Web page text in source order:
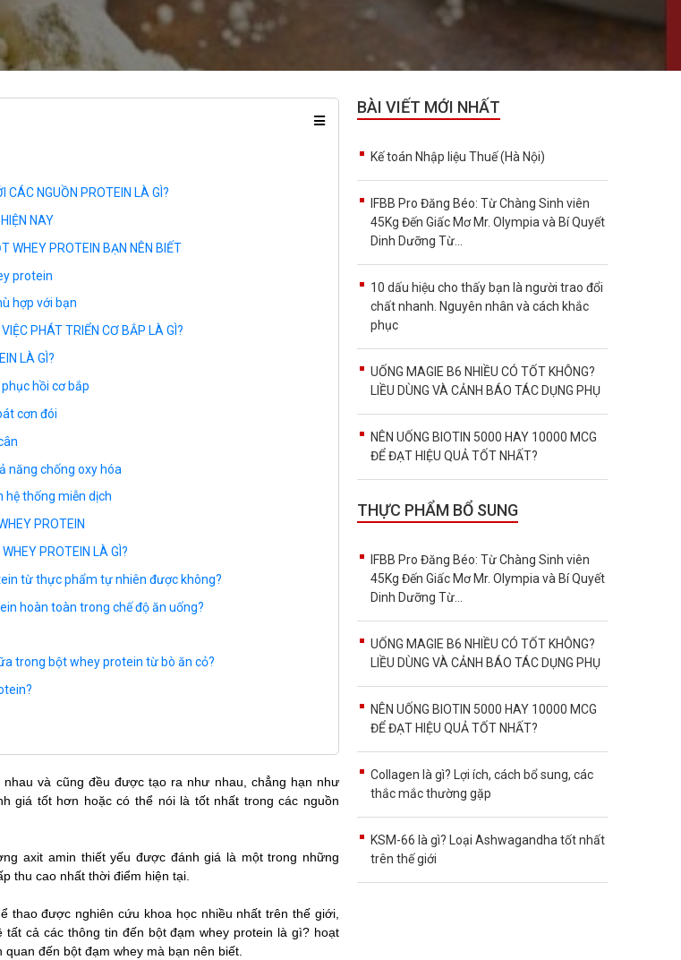
CÁC NGUỒN PROTEIN LÀ GÌ?
NAY
WHEY PROTEIN BẠN NÊN BIẾT
protein
hợp với bạn
PHÁT TRIỂN CƠ BẮP LÀ GÌ?
LÀ GÌ?
hồi cơ bắp
cơn đói
năng chống oxy hóa
hệ thống miễn dịch
PROTEIN
PROTEIN LÀ GÌ?
từ thực phẩm tự nhiên được không?
hoàn toàn trong chế độ ăn uống?
trong bột whey protein từ bò ăn cỏ?
và cũng đều được tạo ra như nhau, chẳng hạn như
giá tốt hơn hoặc có thể nói là tốt nhất trong các nguồn
axit amin thiết yếu được đánh giá là một trong những
thu cao nhất thời điểm hiện tại.
thao được nghiên cứu khoa học nhiều nhất trên thế giới,
cả các thông tin đến bột đạm whey protein là gì? hoạt
đến bột đạm whey mà bạn nên biết.
BÀI VIẾT MỚI NHẤT
Kế toán Nhập liệu Thuế (Hà Nội)
IFBB Pro Đăng Béo: Từ Chàng Sinh viên
45Kg Đến Giấc Mơ Mr. Olympia và Bí Quyết
Dinh Dưỡng Từ...
10 dấu hiệu cho thấy bạn là người trao đổi
chất nhanh. Nguyên nhân và cách khắc
phục
UỐNG MAGIE B6 NHIỀU CÓ TỐT KHÔNG?
LIỀU DÙNG VÀ CẢNH BÁO TÁC DỤNG PHỤ
NÊN UỐNG BIOTIN 5000 HAY 10000 MCG
ĐỂ ĐẠT HIỆU QUẢ TỐT NHẤT?
THỰC PHẨM BỔ SUNG
IFBB Pro Đăng Béo: Từ Chàng Sinh viên
45Kg Đến Giấc Mơ Mr. Olympia và Bí Quyết
Dinh Dưỡng Từ...
UỐNG MAGIE B6 NHIỀU CÓ TỐT KHÔNG?
LIỀU DÙNG VÀ CẢNH BÁO TÁC DỤNG PHỤ
NÊN UỐNG BIOTIN 5000 HAY 10000 MCG
ĐỂ ĐẠT HIỆU QUẢ TỐT NHẤT?
Collagen là gì? Lợi ích, cách bổ sung, các
thắc mắc thường gặp
KSM-66 là gì? Loại Ashwagandha tốt nhất
trên thế giới